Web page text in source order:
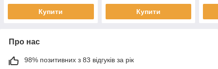
Купити Купити
Про нас
98% позитивних з 83 відгуків за рік